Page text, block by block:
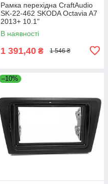
Рамка перехідна CraftAudio
SK-22-462 SKODA Octavia A7
2013+ 10.1"
В наявності
1 391,40 ₴ 1 546 ₴
–10%